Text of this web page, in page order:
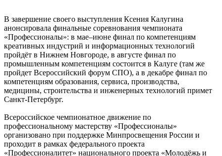
В завершение своего выступления Ксения Калугина
анонсировала финальные соревнования чемпионата
«Профессионалы»: в мае–июне финал по компетенциям
креативных индустрий и информационных технологий
пройдёт в Нижнем Новгороде, в августе финал по
промышленным компетенциям состоится в Калуге (там же
пройдет Всероссийский форум СПО), а в декабре финал по
компетенциям образования, сервиса, производства,
медицины, строительства и инженерных технологий примет
Санкт-Петербург.
Всероссийское чемпионатное движение по
профессиональному мастерству «Профессионалы»
организовано при поддержке Минпросвещения России и
проходит в рамках федерального проекта
«Профессионалитет» национального проекта «Молодёжь и